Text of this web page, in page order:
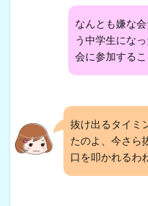
なんとも嫌な
う中学生にな
会に参加する
抜け出るタイミ
たのよ、今さら
口を叩かれるわ